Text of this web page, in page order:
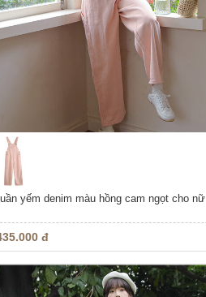
yếm denim màu hồng cam ngọt cho nữ
đ